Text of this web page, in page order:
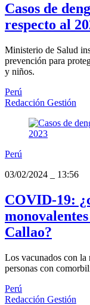
Casos de
respecto al
Ministerio de Salud
prevención para
y niños.
Perú
Redacción Gestión
Perú
03/02/2024
13:56
COVID-19:
Callao?
Los vacunados con la
personas con
Perú
Redacción Gestión